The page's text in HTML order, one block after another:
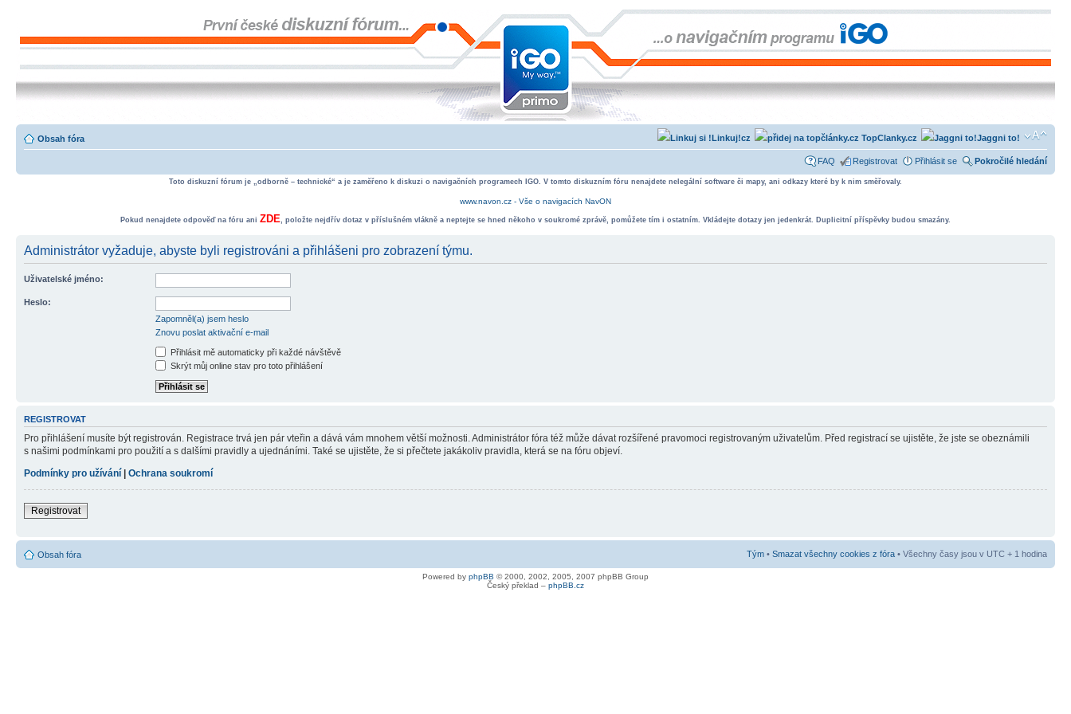
Obsah fóra Jaggni to!
TopClanky.cz
Linkuj!cz
FAQ Registrovat Přihlásit se Pokročilé hledání
Toto diskuzní fórum je „odborně – technické“ a je zaměřeno k diskuzi o navigačních programech IGO. V tomto diskuzním fóru nenajdete nelegální software či mapy, ani odkazy které by k nim směřovaly.
www.navon.cz - Vše o navigacích NavON
Pokud nenajdete odpověď na fóru ani ZDE, položte nejdřív dotaz v příslušném vlákně a neptejte se hned někoho v soukromé zprávě, pomůžete tím i ostatním. Vkládejte dotazy jen jedenkrát. Duplicitní příspěvky budou smazány.
Administrátor vyžaduje, abyste byli registrováni a přihlášeni pro zobrazení týmu.
Uživatelské jméno:
Heslo:
Zapomněl(a) jsem heslo
Znovu poslat aktivační e-mail
Přihlásit mě automaticky při každé návštěvě
Skrýt můj online stav pro toto přihlášení
REGISTROVAT
Pro přihlášení musíte být registrován. Registrace trvá jen pár vteřin a dává vám mnohem větší možnosti. Administrátor fóra též může dávat rozšířené pravomoci registrovaným uživatelům. Před registrací se ujistěte, že jste se obeznámili
s našimi podmínkami pro použití a s dalšími pravidly a ujednáními. Také se ujistěte, že si přečtete jakákoliv pravidla, která se na fóru objeví.
Podmínky pro užívání | Ochrana soukromí
Registrovat
Obsah fóra Tým • Smazat všechny cookies z fóra • Všechny časy jsou v UTC + 1 hodina
Powered by phpBB © 2000, 2002, 2005, 2007 phpBB Group
Český překlad – phpBB.cz